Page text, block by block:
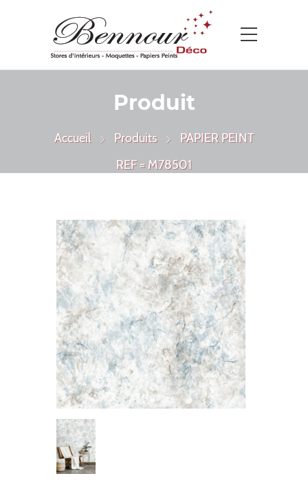
Produit
Accueil Produits
PAPIER PEINT
REF = M78501